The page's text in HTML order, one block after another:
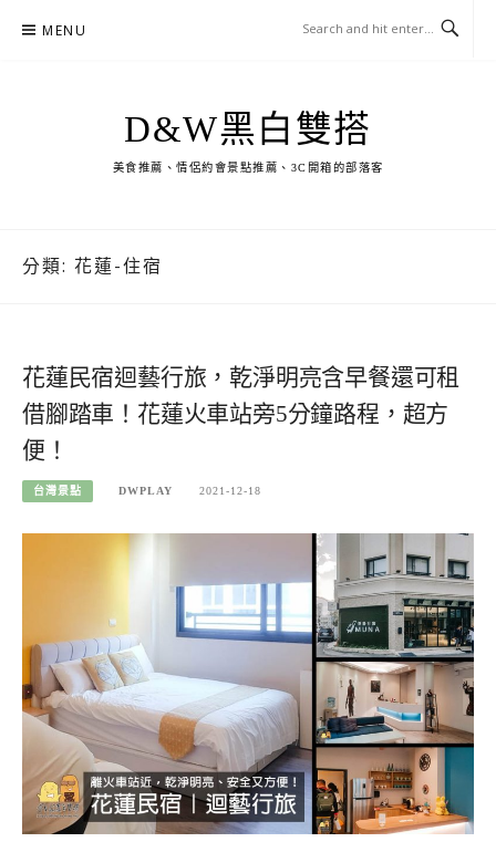
MENU
D&W黑白雙搭
美食推薦、情侶約會景點推薦、3C開箱的部落客
分類: 花蓮-住宿
花蓮民宿迴藝行旅，乾淨明亮含早餐還可租
借腳踏車！花蓮火車站旁5分鐘路程，超方
便！
台灣景點 DWPLAY 2021-12-18